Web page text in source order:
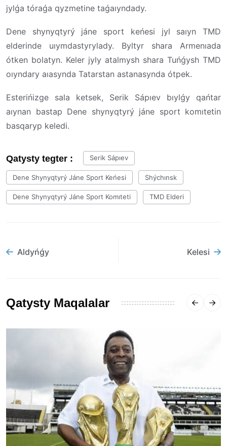
jylǵa tóraǵa qyzmetine taǵaıyndady.
Dene shynyqtyrý jáne sport keńesi jyl saıyn TMD
elderinde uıymdastyrylady. Byltyr shara Armenıada
ótken bolatyn. Keler jyly atalmysh shara Tuńǵysh TMD
oıyndary aıasynda Tatarstan astanasynda ótpek.
Esterińizge sala ketsek, Serik Sápıev bıylǵy qańtar
aıynan bastap Dene shynyqtyrý jáne sport komıtetin
basqaryp keledi.
Qatysty tegter : Serik Sápıev
Dene Shynyqtyrý Jáne Sport Keńesi Shýchınsk
Dene Shynyqtyrý Jáne Sport Komıteti TMD Elderi
Aldyńǵy Kelesi
Qatysty Maqalalar